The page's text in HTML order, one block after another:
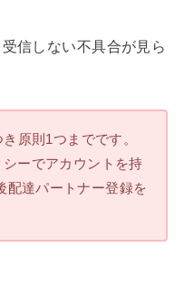
信しない不具合が見ら
原則1つまでです。
ーでアカウントを持
配達パートナー登録を